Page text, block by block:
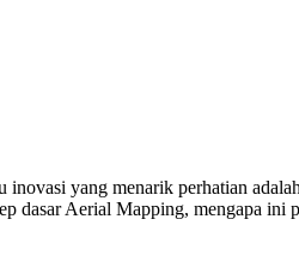
yang menarik perhatian
Aerial Mapping, mengapa ini